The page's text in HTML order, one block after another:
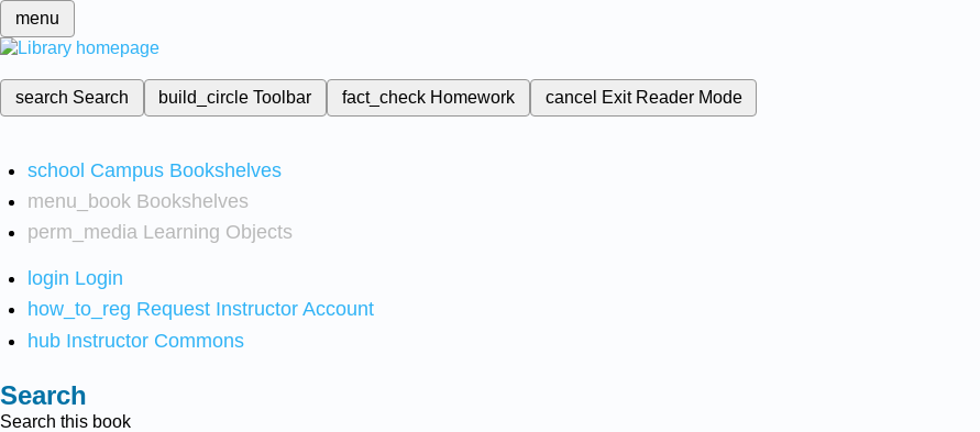
menu
search Search build_circleToolbar fact_check Homework cancel Exit Reader Mode
school Campus Bookshelves
menu_book Bookshelves
perm_media Learning Objects
login Login
how_to_reg Request Instructor Account
hub Instructor Commons
Search
Search this book